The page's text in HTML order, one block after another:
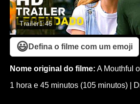
Trailer1:46
😃 Defina o filme com um emoji
Nome original do filme: A Mouthful
1 hora e 45 minutos (105 minutos)